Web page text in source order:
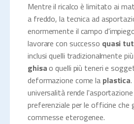
Mentre il ricalco è limitato ai
a freddo, la tecnica ad
enormemente il campo
lavorare con successo quasi
inclusi quelli tradizionalmente
ghisao quelli più teneri e
deformazione come la plastica
universalità rende
preferenziale per le officine che
commesse eterogenee.